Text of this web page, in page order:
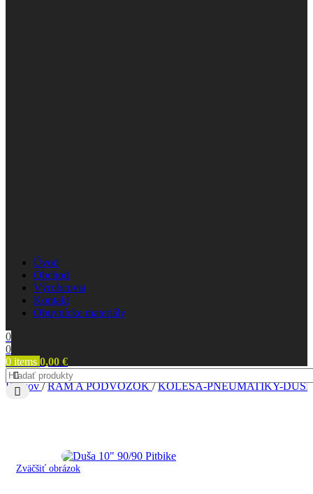
Úvod
Obchod
Výrobcovia
Kontakt
Obuvnícke materiály
0
0
0 items 0,00 €
Domov/ RÁM A PODVOZOK/ KOLESÁ-PNEUMATIKY-DUŠE
Zväčšiť obrázok